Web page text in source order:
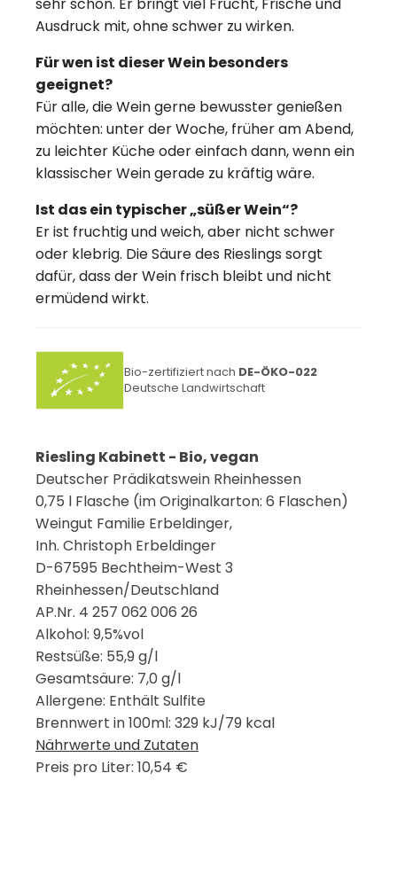
Ausdruck mit, ohne schwer zu wirken.
Für wen ist dieser Wein besonders
geeignet?
Für alle, die Wein gerne bewusster genießen
möchten: unter der Woche, früher am Abend,
zu leichter Küche oder einfach dann, wenn ein
klassischer Wein gerade zu kräftig wäre.
Ist das ein typischer „süßer Wein“?
Er ist fruchtig und weich, aber nicht schwer
oder klebrig. Die Säure des Rieslings sorgt
dafür, dass der Wein frisch bleibt und nicht
ermüdend wirkt.
Bio-zertifiziert nach DE-ÖKO-022
Deutsche Landwirtschaft
Riesling Kabinett - Bio, vegan
Deutscher Prädikatswein Rheinhessen
0,75 l Flasche (im Originalkarton: 6 Flaschen)
Weingut Familie Erbeldinger,
Inh. Christoph Erbeldinger
D-67595 Bechtheim-West 3
Rheinhessen/Deutschland
AP.Nr. 4 257 062 006 26
Alkohol: 9,5%vol
Restsüße: 55,9 g/l
Gesamtsäure: 7,0 g/l
Allergene: Enthält Sulfite
Brennwert in 100ml: 329 kJ/79 kcal
Nährwerte und Zutaten
Preis pro Liter: 10,54 €